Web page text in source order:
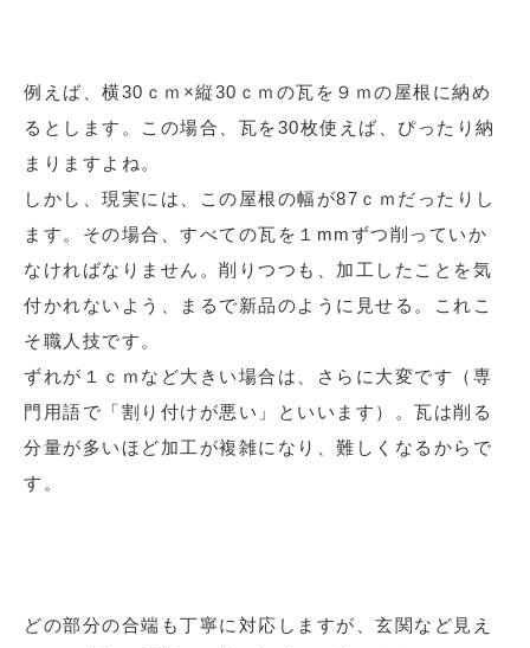
例えば、横30ｃｍ×縦30ｃｍの瓦を９ｍの屋根に納め
るとします。この場合、瓦を30枚使えば、ぴったり納
まりますよね。
しかし、現実には、この屋根の幅が87ｃｍだったりし
ます。その場合、すべての瓦を１mmずつ削っていか
なければなりません。削りつつも、加工したことを気
付かれないよう、まるで新品のように見せる。これこ
そ職人技です。
ずれが１ｃｍなど大きい場合は、さらに大変です（専
門用語で「割り付けが悪い」といいます）。瓦は削る
分量が多いほど加工が複雑になり、難しくなるからで
す。
どの部分の合端も丁寧に対応しますが、玄関など見え